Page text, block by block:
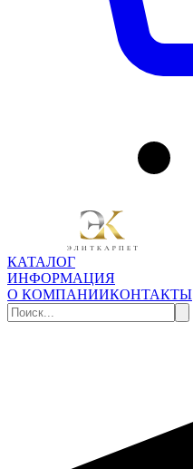
КАТАЛОГ
ИНФОРМАЦИЯ
О КОМПАНИИКОНТАКТЫ